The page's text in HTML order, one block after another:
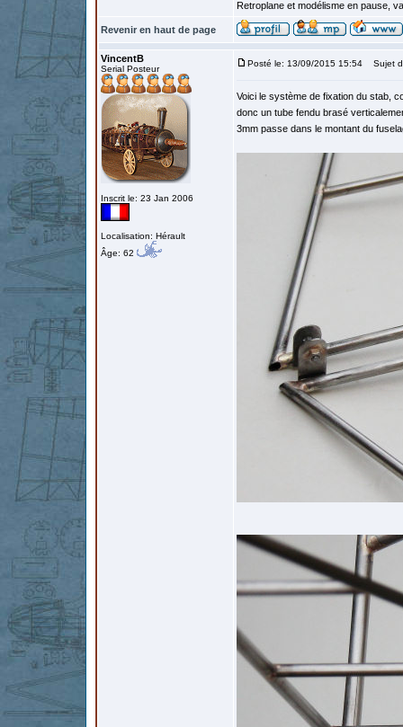
Retroplane et modélisme en pause,
Revenir en haut de page
VincentB
Serial Posteur
Inscrit le: 23 Jan 2006
Localisation: Hérault
Âge: 62
Posté le: 13/09/2015 15:54 Sujet
Voici le système de fixation du stab,
donc un tube fendu brasé
3mm passe dans le montant du